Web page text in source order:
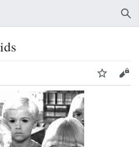
Beobachten Bearbeiten